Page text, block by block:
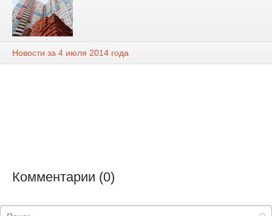
Новости за 4 июля 2014 года
Комментарии (0)